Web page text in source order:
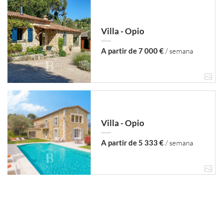
Villa - Opio
A partir de 7 000 €/ semana
Villa - Opio
A partir de 5 333 €/ semana